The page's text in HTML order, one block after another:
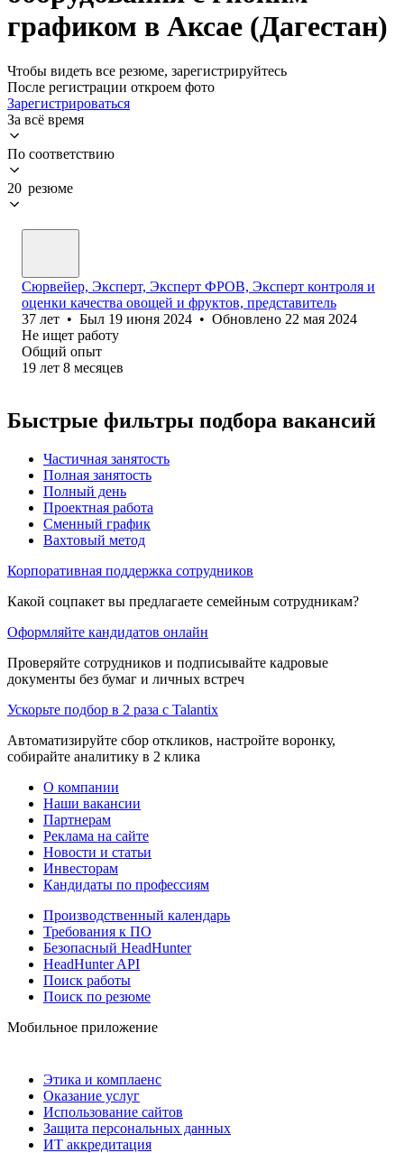
графиком в Аксае (Дагестан)
Чтобы видеть все резюме, зарегистрируйтесь
После регистрации откроем фото
Зарегистрироваться
За всё время
По соответствию
20 резюме
Сюрвейер, Эксперт, Эксперт ФРОВ, Эксперт контроля и
оценки качества овощей и фруктов, представитель
37 лет • Был 19 июня 2024 • Обновлено 22 мая 2024
Не ищет работу
Общий опыт
19 лет 8 месяцев
Быстрые фильтры подбора вакансий
Частичная занятость
Полная занятость
Полный день
Проектная работа
Сменный график
Вахтовый метод
Корпоративная поддержка сотрудников
Какой соцпакет вы предлагаете семейным сотрудникам?
Оформляйте кандидатов онлайн
Проверяйте сотрудников и подписывайте кадровые
документы без бумаг и личных встреч
Ускорьте подбор в 2 раза с Talantix
Автоматизируйте сбор откликов, настройте воронку,
собирайте аналитику в 2 клика
О компании
Наши вакансии
Партнерам
Реклама на сайте
Новости и статьи
Инвесторам
Кандидаты по профессиям
Производственный календарь
Требования к ПО
Безопасный HeadHunter
HeadHunter API
Поиск работы
Поиск по резюме
Мобильное приложение
Этика и комплаенс
Оказание услуг
Использование сайтов
Защита персональных данных
ИТ аккредитация